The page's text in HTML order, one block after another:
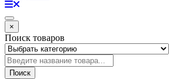
×
Поиск товаров
Поиск